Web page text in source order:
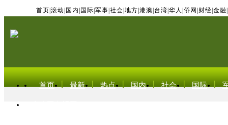
首页 滚动 国内 国际 军事 社会 地方 港澳 台湾 华人 侨网 财经 金融
首页 最新 热点 国内 社会 国际